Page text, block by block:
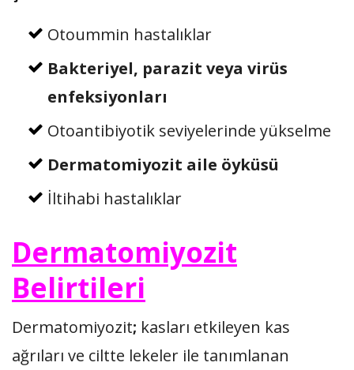
Otoummin hastalıklar
Bakteriyel, parazit veya virüs
enfeksiyonları
Otoantibiyotik seviyelerinde yükselme
Dermatomiyozit aile öyküsü
İltihabi hastalıklar
Dermatomiyozit
Belirtileri
Dermatomiyozit; kasları etkileyen kas
ağrıları ve ciltte lekeler ile tanımlanan